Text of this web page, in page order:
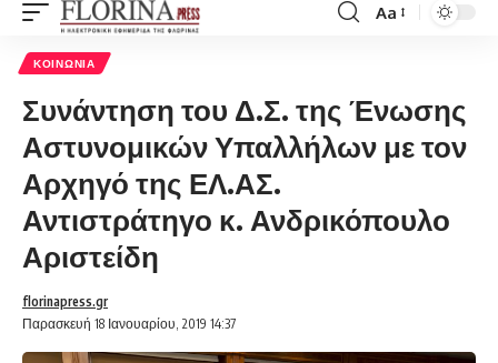
Font
Aa
ΚΟΙΝΩΝΊΑ
Συνάντηση του Δ.Σ. της Ένωσης
Αστυνομικών Υπαλλήλων με τον
Αρχηγό της ΕΛ.ΑΣ.
Αντιστράτηγο κ. Ανδρικόπουλο
Αριστείδη
Παρασκευή 18 Ιανουαρίου, 2019 14:37
florinapress.gr